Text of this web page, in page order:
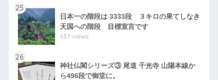
25
日本一の階段は 3333段 ３キロの果てしなき
天国への階段 目標宣言です
437 views
26
神社仏閣シリーズ③ 尾道 千光寺 山陽本線か
ら496段で御堂に。